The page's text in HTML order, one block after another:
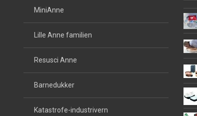
MiniAnne
Lille Anne familien
Resusci Anne
Barnedukker
Katastrofe-industrivern